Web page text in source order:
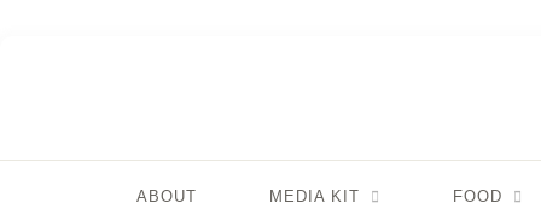
ABOUT MEDIA KIT FOOD